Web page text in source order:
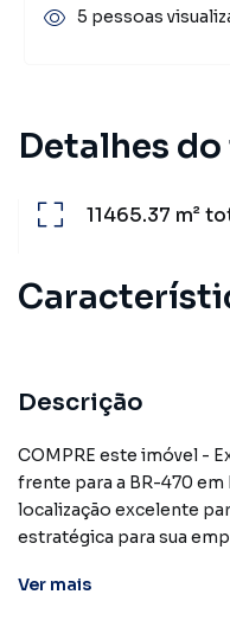
Detalhes
11465.37 m²
Descrição
COMPRE este imóvel - Excelente área com 11.465,37 m² de
frente para a BR-470 em
localização excelente
estratégica para sua
Ver mais
5 pessoas